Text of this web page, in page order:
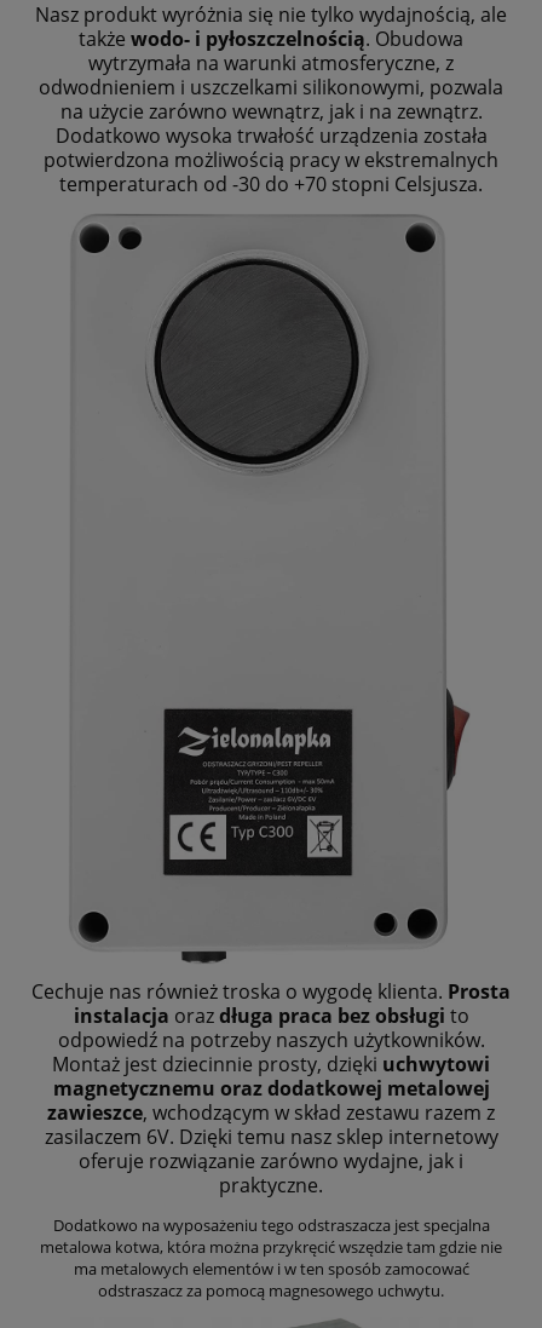
Nasz produkt wyróżnia się nie tylko wydajnością, ale
także wodo- i pyłoszczelnością. Obudowa
wytrzymała na warunki atmosferyczne, z
odwodnieniem i uszczelkami silikonowymi, pozwala
na użycie zarówno wewnątrz, jak i na zewnątrz.
Dodatkowo wysoka trwałość urządzenia została
potwierdzona możliwością pracy w ekstremalnych
temperaturach od -30 do +70 stopni Celsjusza.
Cechuje nas również troska o wygodę klienta. Prosta
instalacja orazdługa praca bez obsługi to
odpowiedź na potrzeby naszych użytkowników.
Montaż jest dziecinnie prosty, dzięki uchwytowi
magnetycznemu oraz dodatkowej metalowej
zawieszce, wchodzącym w skład zestawu razem z
zasilaczem 6V. Dzięki temu nasz sklep internetowy
oferuje rozwiązanie zarówno wydajne, jak i
praktyczne.
Dodatkowo na wyposażeniu tego odstraszacza jest specjalna
metalowa kotwa, która można przykręcić wszędzie tam gdzie nie
ma metalowych elementów i w ten sposób zamocować
odstraszacz za pomocą magnesowego uchwytu.